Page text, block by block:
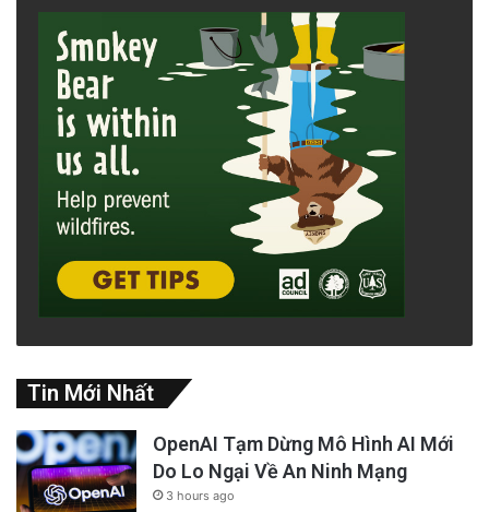
Tin Mới Nhất
OpenAI Tạm Dừng Mô Hình AI Mới
Do Lo Ngại Về An Ninh Mạng
3 hours ago